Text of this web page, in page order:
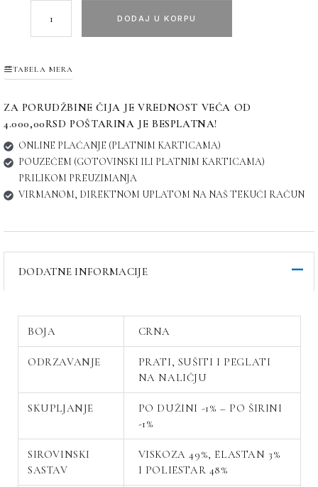
DODAJ U KORPU
TABELA MERA
ZA PORUDŽBINE ČIJA JE VREDNOST VEĆA OD
4.000,00RSD POŠTARINA JE BESPLATNA!
ONLINE PLAĆANJE (PLATNIM KARTICAMA)
POUZEĆEM (GOTOVINSKI ILI PLATNIM KARTICAMA)
PRILIKOM PREUZIMANJA
VIRMANOM, DIREKTNOM UPLATOM NA NAŠ TEKUĆI RAČUN
DODATNE INFORMACIJE
BOJA CRNA
ODRZAVANJE
PRATI, SUŠITI I PEGLATI
NA NALIČJU
SKUPLJANJE
PO DUŽINI -1% – PO ŠIRINI
-1%
SIROVINSKI
SASTAV
VISKOZA 49%, ELASTAN 3%
I POLIESTAR 48%